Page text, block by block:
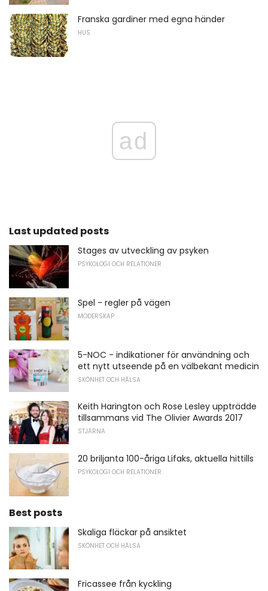
Franska gardiner med egna händer
HUS
ad
Last updated posts
Stages av utveckling av psyken
PSYKOLOGI OCH RELATIONER
Spel - regler på vägen
MODERSKAP
5-NOC - indikationer för användning och
ett nytt utseende på en välbekant medicin
SKÖNHET OCH HÄLSA
Keith Harington och Rose Lesley uppträdde
tillsammans vid The Olivier Awards 2017
STJÄRNA
20 briljanta 100-åriga Lifaks, aktuella hittills
PSYKOLOGI OCH RELATIONER
Best posts
Skaliga fläckar på ansiktet
SKÖNHET OCH HÄLSA
Fricassee från kyckling